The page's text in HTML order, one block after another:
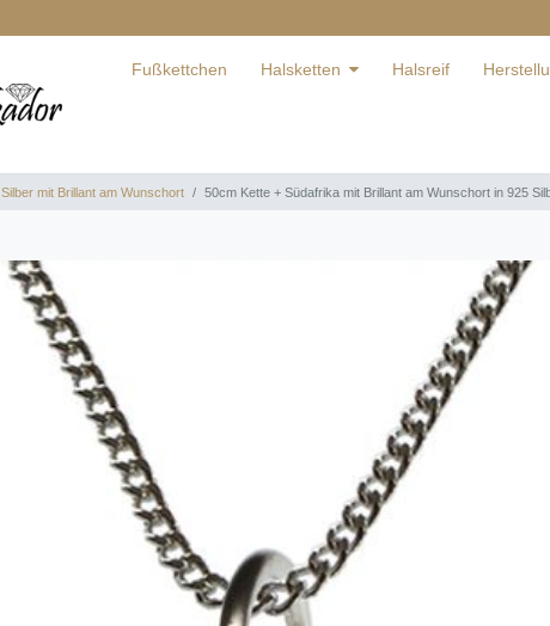
Fußkettchen Halsketten Halsreif
Silber mit Brillant am Wunschort 50cm Kette + Südafrika mit Brillant am Wunschort in 925